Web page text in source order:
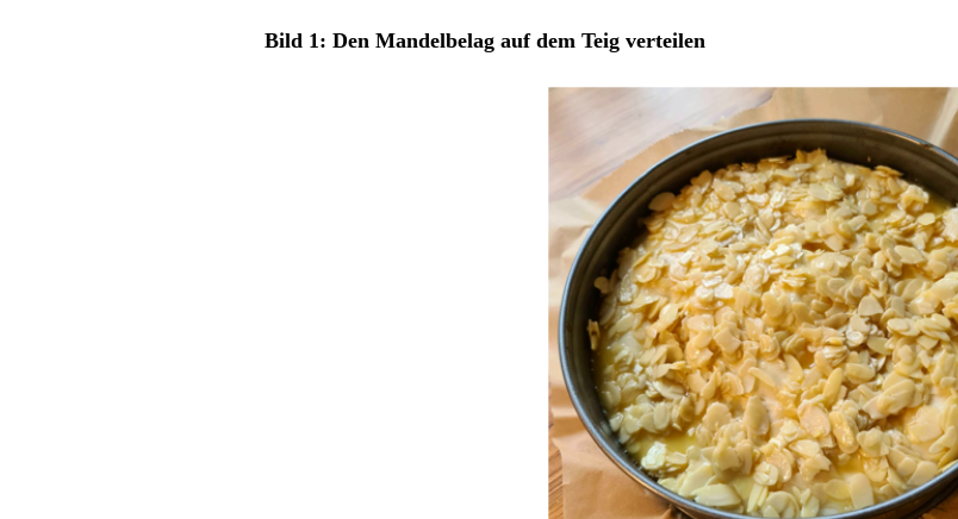
Bild 1: Den Mandelbelag auf dem Teig verteilen